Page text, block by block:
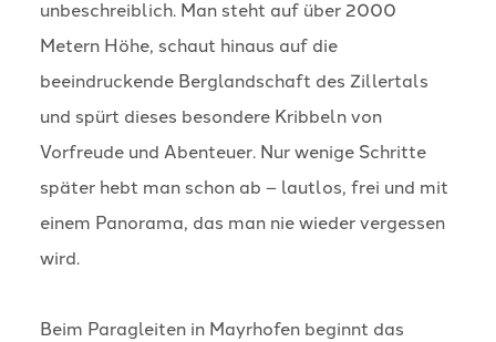
unbeschreiblich. Man steht auf über 2000
Metern Höhe, schaut hinaus auf die
beeindruckende Berglandschaft des Zillertals
und spürt dieses besondere Kribbeln von
Vorfreude und Abenteuer. Nur wenige Schritte
später hebt man schon ab – lautlos, frei und mit
einem Panorama, das man nie wieder vergessen
wird.
Beim Paragleiten in Mayrhofen beginnt das